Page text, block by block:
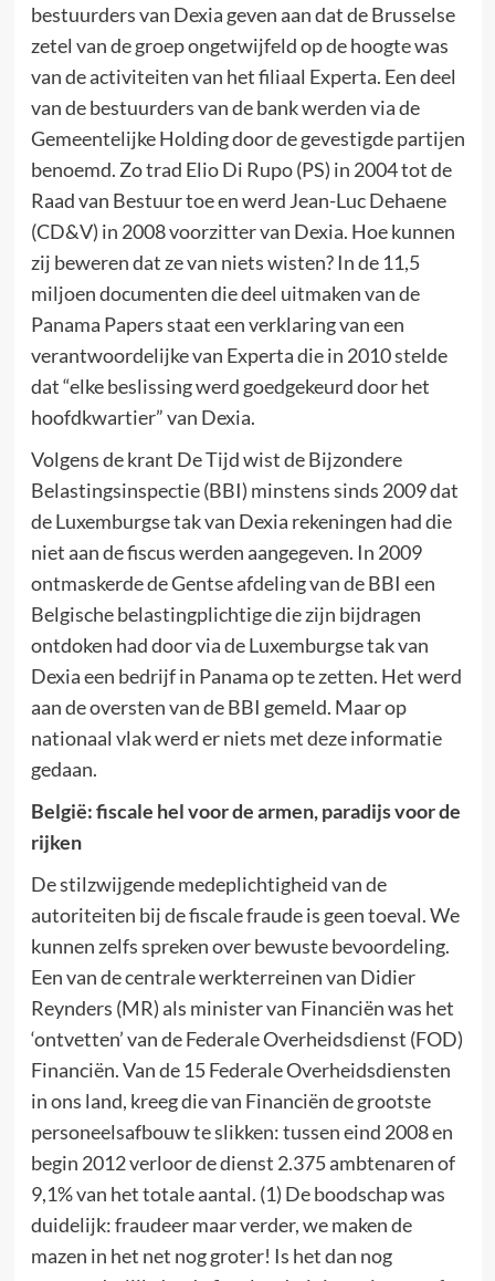
bestuurders van Dexia geven aan dat de Brusselse
zetel van de groep ongetwijfeld op de hoogte was
van de activiteiten van het filiaal Experta. Een deel
van de bestuurders van de bank werden via de
Gemeentelijke Holding door de gevestigde partijen
benoemd. Zo trad Elio Di Rupo (PS) in 2004 tot de
Raad van Bestuur toe en werd Jean-Luc Dehaene
(CD&V) in 2008 voorzitter van Dexia. Hoe kunnen
zij beweren dat ze van niets wisten? In de 11,5
miljoen documenten die deel uitmaken van de
Panama Papers staat een verklaring van een
verantwoordelijke van Experta die in 2010 stelde
dat “elke beslissing werd goedgekeurd door het
hoofdkwartier” van Dexia.
Volgens de krant De Tijd wist de Bijzondere
Belastingsinspectie (BBI) minstens sinds 2009 dat
de Luxemburgse tak van Dexia rekeningen had die
niet aan de fiscus werden aangegeven. In 2009
ontmaskerde de Gentse afdeling van de BBI een
Belgische belastingplichtige die zijn bijdragen
ontdoken had door via de Luxemburgse tak van
Dexia een bedrijf in Panama op te zetten. Het werd
aan de oversten van de BBI gemeld. Maar op
nationaal vlak werd er niets met deze informatie
gedaan.
België: fiscale hel voor de armen, paradijs voor de
rijken
De stilzwijgende medeplichtigheid van de
autoriteiten bij de fiscale fraude is geen toeval. We
kunnen zelfs spreken over bewuste bevoordeling.
Een van de centrale werkterreinen van Didier
Reynders (MR) als minister van Financiën was het
‘ontvetten’ van de Federale Overheidsdienst (FOD)
Financiën. Van de 15 Federale Overheidsdiensten
in ons land, kreeg die van Financiën de grootste
personeelsafbouw te slikken: tussen eind 2008 en
begin 2012 verloor de dienst 2.375 ambtenaren of
9,1% van het totale aantal. (1) De boodschap was
duidelijk: fraudeer maar verder, we maken de
mazen in het net nog groter! Is het dan nog